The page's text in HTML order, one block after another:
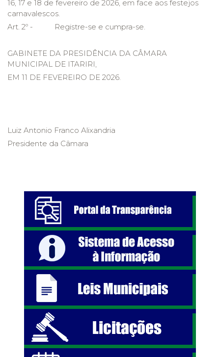
16, 17 e 18 de fevereiro de 2026, em face aos festejos
carnavalescos.
Art. 2º - Registre-se e cumpra-se.
GABINETE DA PRESIDÊNCIA DA CÂMARA
MUNICIPAL DE ITARIRI,
EM 11 DE FEVEREIRO DE 2026.
Luiz Antonio Franco Alixandria
Presidente da Câmara